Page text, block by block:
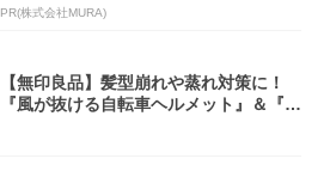
PR(株式会社MURA)
【無印良品】髪型崩れや蒸れ対策に！
『風が抜ける自転車ヘルメット』＆『2